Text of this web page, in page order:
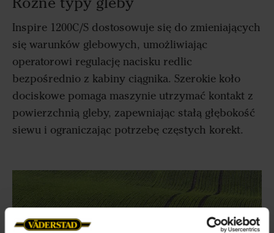
Inspire 1200C/S dostosowuje się do zmieniających
się warunków glebowych, umożliwiając
operatorowi regulację nacisku redlic
bezpośrednio z kabiny ciągnika. Szerokie koło
dociskowe pomaga maszynie utrzymać kontakt z
powierzchnią gleby, zapewniając stałą głębokość
siewu i ograniczając potrzebę częstych korekt.